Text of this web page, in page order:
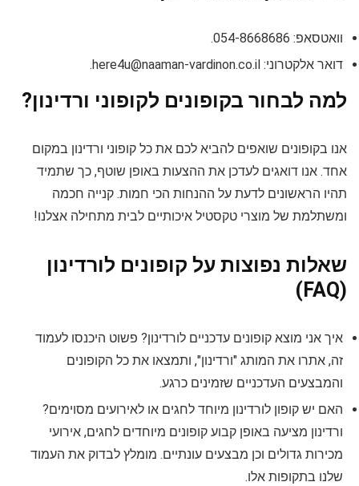
וואטסאפ: 054-8668686.
דואר אלקטרוני: here4u@naaman-vardinon.co.il
.
למה לבחור בקופונים לקופוני ורדינון?
אנו בקופונים שואפים להביא לכם את כל קופוני ורדינון במקום
אחד. אנו דואגים לעדכן את ההצעות באופן שוטף, כך שתמיד
תהיו הראשונים לדעת על ההנחות הכי חמות. קנייה חכמה
ומשתלמת של מוצרי טקסטיל איכותיים לבית מתחילה אצלנו!
שאלות נפוצות על קופונים לורדינון
(FAQ)
איך אני מוצא קופונים עדכניים לורדינון? פשוט היכנסו לעמוד
זה, אתרו את המותג "ורדינון", ותמצאו את כל הקופונים
והמבצעים העדכניים שזמינים כרגע.
האם יש קופון לורדינון מיוחד לחגים או לאירועים מסוימים?
ורדינון מציעה באופן קבוע קופונים מיוחדים לחגים, אירועי
מכירות גדולים וכן מבצעים עונתיים. מומלץ לבדוק את העמוד
שלנו בתקופות אלו.